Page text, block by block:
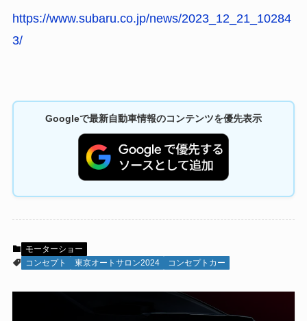
https://www.subaru.co.jp/news/2023_12_21_10284
3/
Googleで最新自動車情報のコンテンツを優先表示
モーターショー
コンセプト
東京オートサロン2024 コンセプトカー